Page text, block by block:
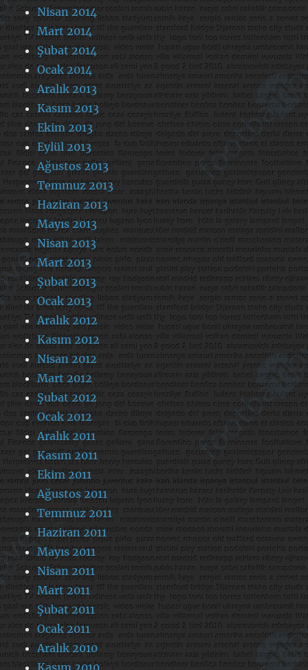
Nisan 2014
Mart 2014
Şubat 2014
Ocak 2014
Aralık 2013
Kasım 2013
Ekim 2013
Eylül 2013
Ağustos 2013
Temmuz 2013
Haziran 2013
Mayıs 2013
Nisan 2013
Mart 2013
Şubat 2013
Ocak 2013
Aralık 2012
Kasım 2012
Nisan 2012
Mart 2012
Şubat 2012
Ocak 2012
Aralık 2011
Kasım 2011
Ekim 2011
Ağustos 2011
Temmuz 2011
Haziran 2011
Mayıs 2011
Nisan 2011
Mart 2011
Şubat 2011
Ocak 2011
Aralık 2010
Kasım 2010